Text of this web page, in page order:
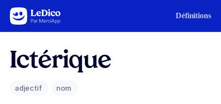
Aller au contenu Définitions
Ictérique
adjectif nom